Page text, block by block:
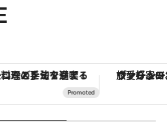
などをイタリア・トスカーナの郷土料理の手法で満喫！ ヴァシュロン・コンスタンタ